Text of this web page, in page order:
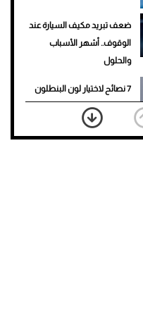
ضعف تبريد مكيف السيارة عند
الوقوف.. أشهر الأسباب
والحلول
7 نصائح لاختيار لون البنطلون
المناسب للقميص الأسود
نرى المستقبل من خلال